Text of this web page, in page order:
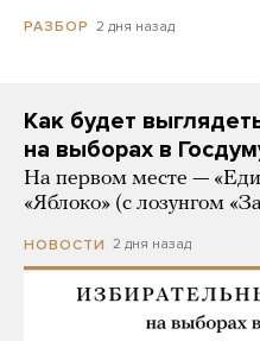
РАЗБОР 2 дня назад
Как будет
на выборах в
На первом месте —
«Яблоко» (с лозунгом
НОВОСТИ 2 дня назад